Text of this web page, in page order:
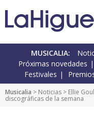
MUSICALIA:
Próximas novedades
Festivales
Musicalia > Noticias > Ellie
discográficas de la semana